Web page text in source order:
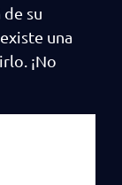
su
una
¡No